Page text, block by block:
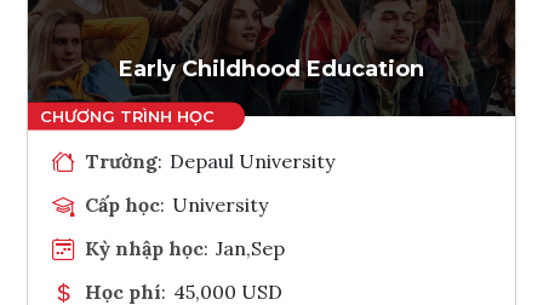
Tham vấn Interlink
Early Childhood Education
Trường: Depaul University
Cấp học: University
Kỳ nhập học: Jan,Sep
Học phí: 45,000 USD